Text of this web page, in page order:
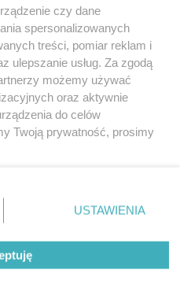
regulamin korzystania z portali
Skontakuj sięz nami
Kontakt
Wydawca
Redakcja
czy dane
spersonalizowanych
treści, pomiar reklam i
ulepszanie usług. Za zgodą
możemy używać
oraz aktywnie
do celów
Twoją prywatność, prosimy
lewym dolnym rogu strony
danych nie wymagają
prawo sprzeciwić się
będą miały
USTAWIENIA